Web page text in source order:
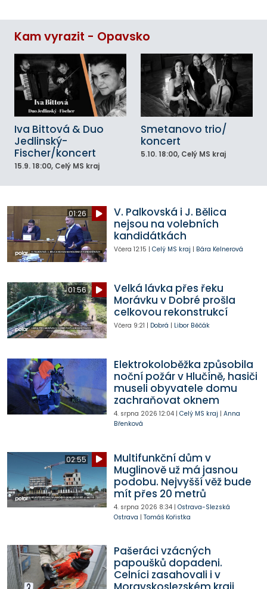
Kam vyrazit - Opavsko
Iva Bittová & Duo
Jedlinský-
Fischer/koncert
15.9. 18:00, Celý MS kraj
Smetanovo trio/
koncert
5.10. 18:00, Celý MS kraj
01:26
V. Palkovská i J. Bělica
nejsou na volebních
kandidátkách
Včera 12:15 | Celý MS kraj | Bára Kelnerová
01:56
Velká lávka přes řeku
Morávku v Dobré prošla
celkovou rekonstrukcí
Včera 9:21 | Dobrá | Libor Běčák
Elektrokoloběžka způsobila
noční požár v Hlučíně, hasiči
museli obyvatele domu
zachraňovat oknem
4. srpna 2026 12:04| Celý MS kraj | Anna
Břenková
02:55
Multifunkční dům v
Muglinově už má jasnou
podobu. Nejvyšší věž bude
mít přes 20 metrů
4. srpna 2026 8:34| Ostrava-Slezská
Ostrava | Tomáš Kořistka
Pašeráci vzácných
papoušků dopadeni.
Celníci zasahovali i v